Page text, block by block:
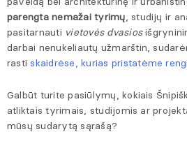
parengta nemažai tyrimų, studijų ir
pasitarnauti vietovės dvasios
darbai nenukeliautų užmarštin,
rasti skaidrėse, kurias pristatėme
Galbūt turite pasiūlymų, kokiais
atliktais tyrimais, studijomis ar
mūsų sudarytą sąrašą?